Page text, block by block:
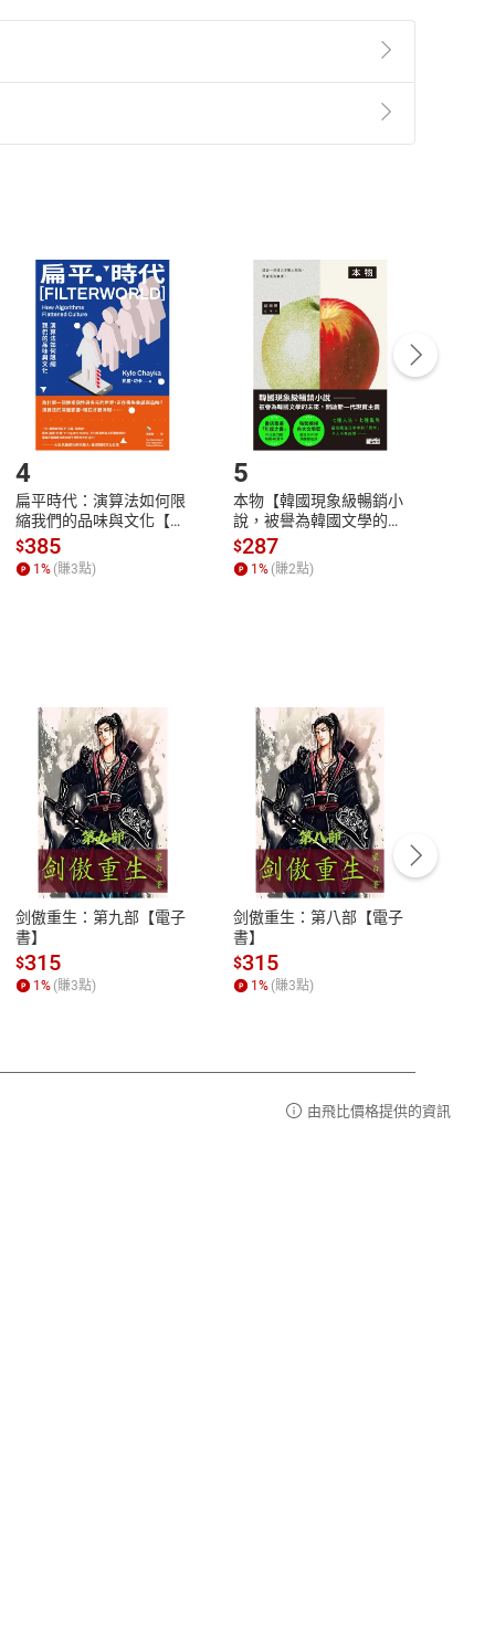
第2條第5款之規定，「非以有形媒介提供之數位
點選「瀏覽訂單明細」 「申請取消訂單 /退
貨。
付款方式
Payment
完成
Complete
號，下載書籍後看書
性
參
客服資訊
服務時間：週一到週五 10:00-12:00、
13:00-17:00 (國定假日及例假日休息)
客服電話：0080-1857077
4
扁平時代：演算法如何限
縮我們的品味與文化【電
子書】
$385
1% (賺3點)
5
本物【韓國現象級暢銷小
說，被譽為韓國文學的未
來】【電子書】
$287
1% (賺2點)
剑傲重生：第九部【電子
書】
$315
1% (賺3點)
剑傲重生：第八部【電子
書】
$315
1% (賺3點)
由飛比價格提供的資訊